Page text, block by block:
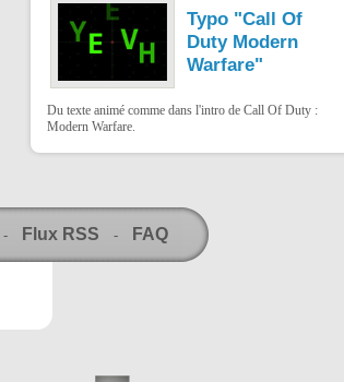
Typo "Call Of
Duty Modern
Warfare"
Du texte animé comme dans l'intro de Call Of Duty :
Modern Warfare.
- Flux RSS - FAQ